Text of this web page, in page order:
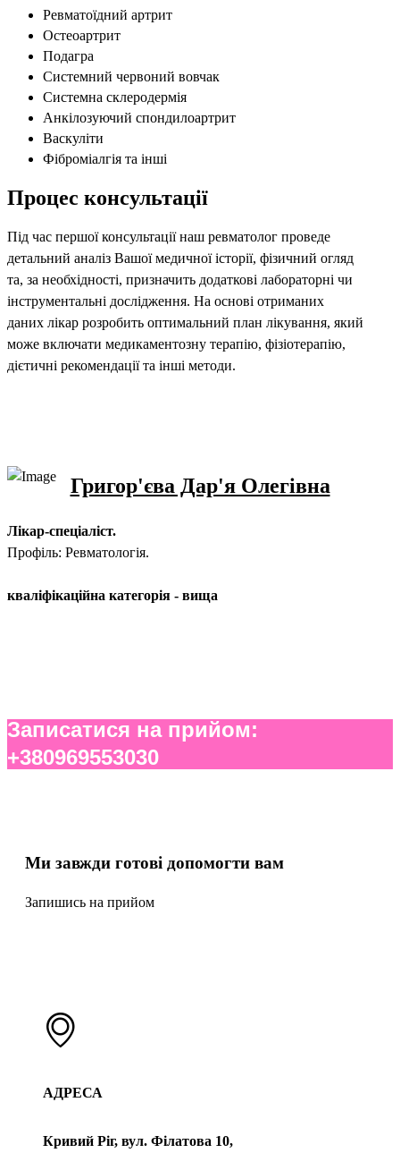
Ревматоїдний артрит
Остеоартрит
Подагра
Системний червоний вовчак
Системна склеродермія
Анкілозуючий спондилоартрит
Васкуліти
Фіброміалгія та інші
Процес консультації
Під час першої консультації наш ревматолог проведе
детальний аналіз Вашої медичної історії, фізичний огляд
та, за необхідності, призначить додаткові лабораторні чи
інструментальні дослідження. На основі отриманих
даних лікар розробить оптимальний план лікування, який
може включати медикаментозну терапію, фізіотерапію,
дієтичні рекомендації та інші методи.
Григор'єва Дар'я Олегівна
Лікар-спеціаліст.
Профіль: Ревматологія.
кваліфікаційна категорія - вища
Записатися на прийом:
+380969553030
Ми завжди готові допомогти вам
Запишись на прийом
АДРЕСА
Кривий Ріг, вул. Філатова 10,